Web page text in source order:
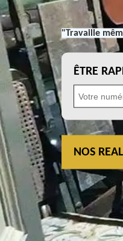
"Travaille
ÊTRE
NOS